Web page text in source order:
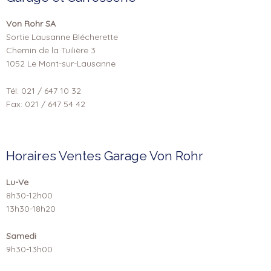
Von Rohr SA
Sortie Lausanne Blécherette
Chemin de la Tuilière 3
1052 Le Mont-sur-Lausanne
Tél: 021 / 647 10 32
Fax: 021 / 647 54 42
Horaires Ventes Garage Von Rohr
Lu-Ve
8h30-12h00
13h30-18h20
Samedi
9h30-13h00